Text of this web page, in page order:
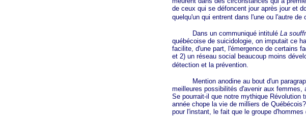
de ceux qui se défoncent jour après jour et
quelqu'un qui entrent dans l'une ou l'autre
Dans un communiqué intitulé La
québécoise de suicidologie, on imputait ce
facilite, d'une part, l'émergence de certains
et 2) un réseau social beaucoup moins
détection et la prévention.
Mention anodine au bout d'un
meilleures possibilités d'avenir aux
Se pourrait-il que notre mythique Révolution
année chope la vie de milliers de
pour l'instant, le fait que le groupe